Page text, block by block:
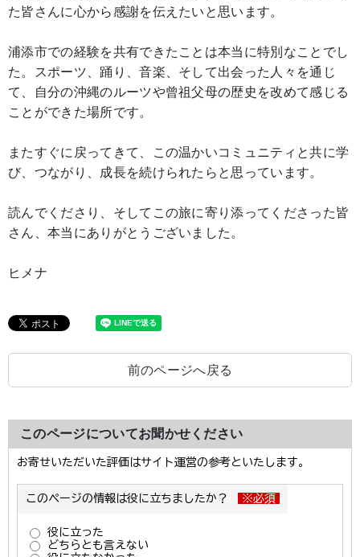
た皆さんに心から感謝を伝えたいと思います。
浦添市での経験を共有できたことは本当に特別なことでし
た。スポーツ、踊り、音楽、そして出会った人々を通じ
て、自分の沖縄のルーツや曾祖父母の歴史を改めて感じる
ことができた場所です。
またすぐに戻ってきて、この温かいコミュニティと共に学
び、つながり、成長を続けられたらと思っています。
読んでくださり、そしてこの旅に寄り添ってくださった皆
さん、本当にありがとうございました。
ヒメナ
前のページへ戻る
このページについてお聞かせください